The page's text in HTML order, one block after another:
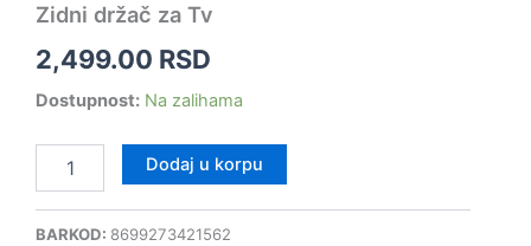
Zidni držač za Tv
2,499.00 RSD
Dostupnost: Na zalihama
Dodaj u korpu
BARKOD: 8699273421562